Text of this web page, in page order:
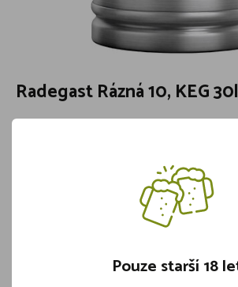
Radegast Rázná 10, KEG 30l
1 399,-Pouze starší 18